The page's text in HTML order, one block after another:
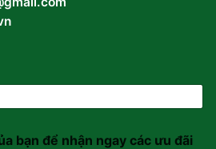
bạn để nhận ngay các ưu đãi